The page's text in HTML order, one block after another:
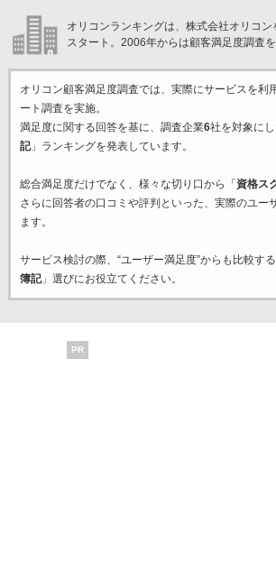
オリコンランキングは、株式会社オリコ
スタート。2006年からは顧客満足度調査を
オリコン顧客満足度調査では、実際にサービスを利
ート調査を実施。
満足度に関する回答を基に、調査企業6社を対象にし
記」ランキングを発表しています。
総合満足度だけでなく、様々な切り口から「 資格ス
さらに回答者の口コミや評判といった、実際のユー
ます。
サービス検討の際、“ユーザー満足度”からも比較す
簿記」選びにお役立てください。
PR